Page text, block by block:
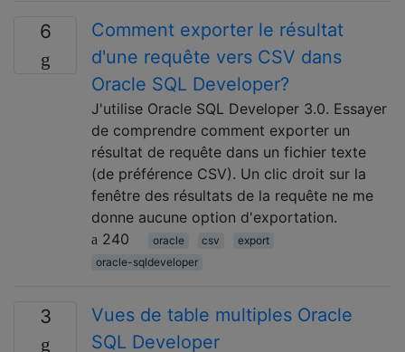
6
Comment exporter le résultat
d'une requête vers CSV dans
Oracle SQL Developer?
J'utilise Oracle SQL Developer 3.0. Essayer
de comprendre comment exporter un
résultat de requête dans un fichier texte
(de préférence CSV). Un clic droit sur la
fenêtre des résultats de la requête ne me
donne aucune option d'exportation.
240
oracle csv
export
oracle-sqldeveloper
3
Vues de table multiples Oracle
SQL Developer